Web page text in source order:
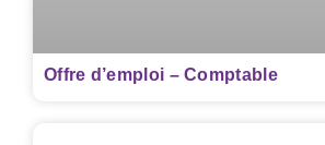
Offre d’emploi – Comptable